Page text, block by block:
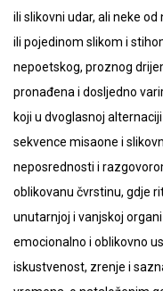
ili slikovni udar, ali neke
ili pojedinom slikom i
nepoetskog, proznog
pronađena i dosljedno
koji u dvoglasnoj
sekvence misaone i
neposrednosti i
oblikovanu čvrstinu, gdje
unutarnjoj i vanjskoj
emocionalno i oblikovno
iskustvenost, zrenje i